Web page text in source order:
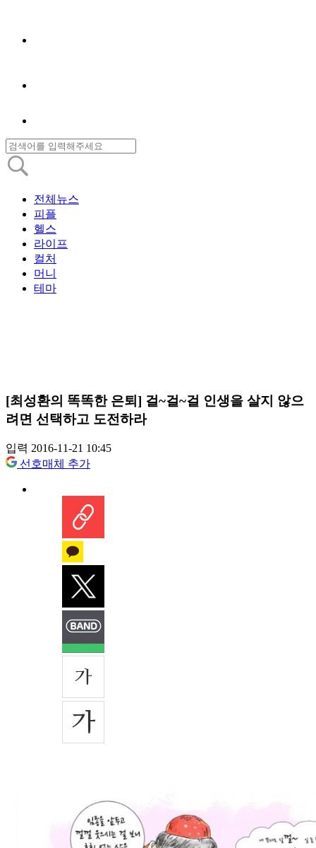
전체뉴스
피플
헬스
라이프
컬처
머니
테마
[최성환의 똑똑한 은퇴] 걸~걸~걸 인생을 살지 않으
려면 선택하고 도전하라
입력 2016-11-21 10:45
선호매체 추가